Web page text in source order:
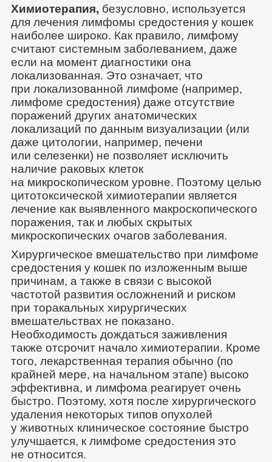
Химиотерапия, безусловно, используется
для лечения лимфомы средостения у кошек
наиболее широко. Как правило, лимфому
считают системным заболеванием, даже
если на момент диагностики она
локализованная. Это означает, что
при локализованной лимфоме (например,
лимфоме средостения) даже отсутствие
поражений других анатомических
локализаций по данным визуализации (или
даже цитологии, например, печени
или селезенки) не позволяет исключить
наличие раковых клеток
на микроскопическом уровне. Поэтому целью
цитотоксической химиотерапии является
лечение как выявленного макроскопического
поражения, так и любых скрытых
микроскопических очагов заболевания.
Хирургическое вмешательство при лимфоме
средостения у кошек по изложенным выше
причинам, а также в связи с высокой
частотой развития осложнений и риском
при торакальных хирургических
вмешательствах не показано.
Необходимость дождаться заживления
также отсрочит начало химиотерапии. Кроме
того, лекарственная терапия обычно (по
крайней мере, на начальном этапе) высоко
эффективна, и лимфома реагирует очень
быстро. Поэтому, хотя после хирургического
удаления некоторых типов опухолей
у животных клиническое состояние быстро
улучшается, к лимфоме средостения это
не относится.